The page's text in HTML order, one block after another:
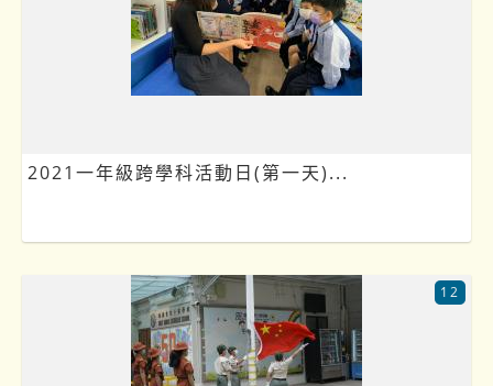
2021一年級跨學科活動日(第一天)...
12